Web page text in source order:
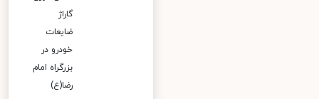
گاراژ
ضایعات
خودرو در
بزرگراه امام
رضا(ع)